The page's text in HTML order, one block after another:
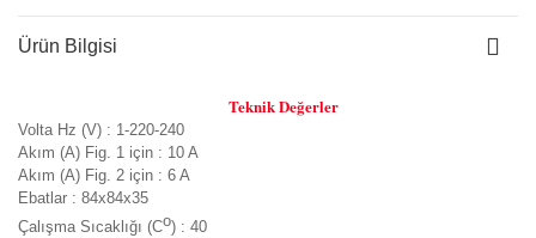
Ürün Bilgisi
Teknik Değerler
Volta Hz (V) : 1-220-240
Akım (A) Fig. 1 için : 10 A
Akım (A) Fig. 2 için : 6 A
Ebatlar : 84x84x35
Çalışma Sıcaklığı (Co) : 40